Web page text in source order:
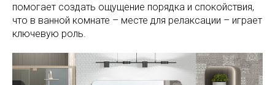
помогает создать ощущение порядка и спокойствия,
что в ванной комнате – месте для релаксации – играет
ключевую роль.